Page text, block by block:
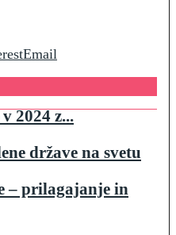
Email
2024 z...
države na svetu
– prilagajanje in